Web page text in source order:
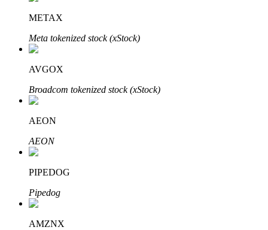
เรียนรู้เกี่ยวกับการสร้างรายได้แบบพาสซีฟ
Bitrue AI
พันธมิตร Bitrue
METAX
Meta tokenized stock (xStock)
AVGOX
Broadcom tokenized stock (xStock)
AEON
AEON
PIPEDOG
Pipedog
AMZNX